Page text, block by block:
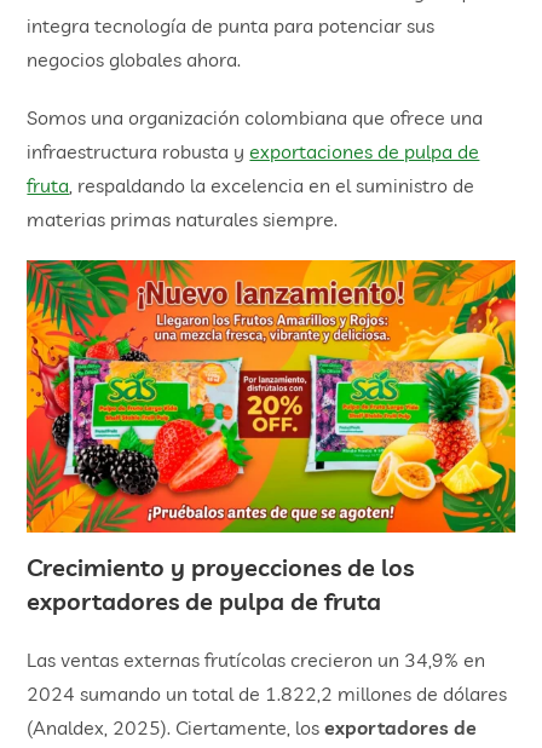
integra tecnología de punta para potenciar sus
negocios globales ahora.
Somos una organización colombiana que ofrece una
infraestructura robusta yexportaciones de pulpa de
fruta, respaldando la excelencia en el suministro de
materias primas naturales siempre.
​Crecimiento y proyecciones de los
exportadores de pulpa de fruta
Las ventas externas frutícolas crecieron un 34,9% en
2024 sumando un total de 1.822,2 millones de dólares
(Analdex, 2025). Ciertamente, losexportadores de